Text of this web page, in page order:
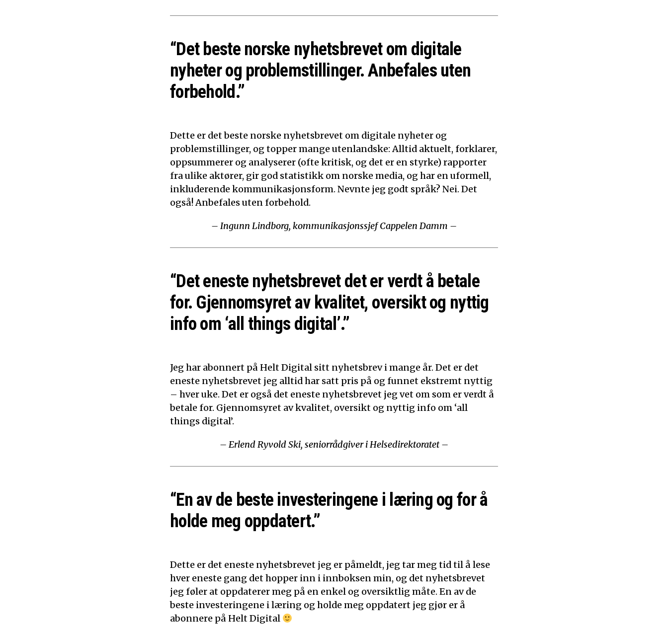
“Det beste norske nyhetsbrevet om digitale
nyheter og problemstillinger. Anbefales uten
forbehold.”
Dette er det beste norske nyhetsbrevet om digitale nyheter og
problemstillinger, og topper mange utenlandske: Alltid aktuelt, forklarer,
oppsummerer og analyserer (ofte kritisk, og det er en styrke) rapporter
fra ulike aktører, gir god statistikk om norske media, og har en uformell,
inkluderende kommunikasjonsform. Nevnte jeg godt språk? Nei. Det
også! Anbefales uten forbehold.
– Ingunn Lindborg, kommunikasjonssjef Cappelen Damm –
“Det eneste nyhetsbrevet det er verdt å betale
for. Gjennomsyret av kvalitet, oversikt og nyttig
info om ‘all things digital’.”
Jeg har abonnert på Helt Digital sitt nyhetsbrev i mange år. Det er det
eneste nyhetsbrevet jeg alltid har satt pris på og funnet ekstremt nyttig
– hver uke. Det er også det eneste nyhetsbrevet jeg vet om som er verdt å
betale for. Gjennomsyret av kvalitet, oversikt og nyttig info om ‘all
things digital’.
– Erlend Ryvold Ski, seniorrådgiver i Helsedirektoratet –
“En av de beste investeringene i læring og for å
holde meg oppdatert.”
Dette er det eneste nyhetsbrevet jeg er påmeldt, jeg tar meg tid til å lese
hver eneste gang det hopper inn i innboksen min, og det nyhetsbrevet
jeg føler at oppdaterer meg på en enkel og oversiktlig måte. En av de
beste investeringene i læring og holde meg oppdatert jeg gjør er å
abonnere på Helt Digital